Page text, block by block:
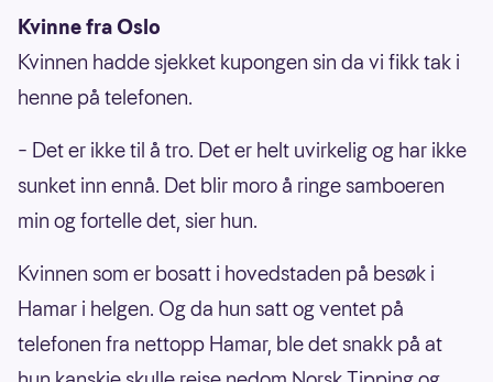
Kvinne fra Oslo
Kvinnen hadde sjekket kupongen sin da vi fikk tak i
henne på telefonen.
– Det er ikke til å tro. Det er helt uvirkelig og har ikke
sunket inn ennå. Det blir moro å ringe samboeren
min og fortelle det, sier hun.
Kvinnen som er bosatt i hovedstaden på besøk i
Hamar i helgen. Og da hun satt og ventet på
telefonen fra nettopp Hamar, ble det snakk på at